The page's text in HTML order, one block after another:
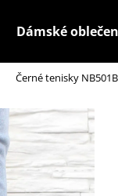
Dámské
Černé tenisky NB501B
Co